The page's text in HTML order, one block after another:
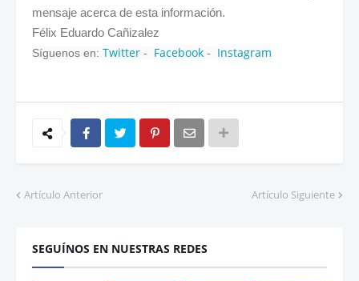
mensaje acerca de esta información.
Félix Eduardo Cañizalez
Síguenos en: Twitter - Facebook - Instagram
Artículo Anterior Artículo Siguiente
SEGUÍNOS EN NUESTRAS REDES